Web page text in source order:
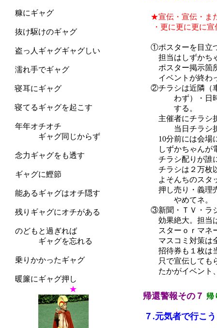
糠にギャグ
抜け駆けのギャグ
盗っ人ギャグギャグしい
濡れ手でギャグ
寝耳にギャグ
寝てるギャグを起こす
年年オチオチ
ギャグ同じからず
念力ギャグをも透す
ギャグに鰹節
能あるギャグはオチ隠す
残りギャグにオチがある
のどもと過ぎれば
ギャグを忘れる
乗りかかったギャグ
暖簾にギャグ押し
★
★宣伝・宣伝・ま
・更に更に更に宣伝
①ポスターを目立つ
担当はしずかちゃ
ポスター掲示箇所
イベントが終わっ
②チラシは近隣（車
わず）・日時・主
する。
主催者にチラシ折
当日チラシ折り込
10分前には会場に
しずかちゃんが電
チラシ配りが誰に
チラシは２万枚以
よそんちのスタッ
押し売り・義理売
やめてネ。
③新聞・ＴＶ・ラジ
効果絶大。担当は
スターｏｒマネー
マスコミ対策は全
招待券も１枚は当
只で宣伝してもら
たかがイベント、
帰還警報その７ 帰
７.元気者で行こ